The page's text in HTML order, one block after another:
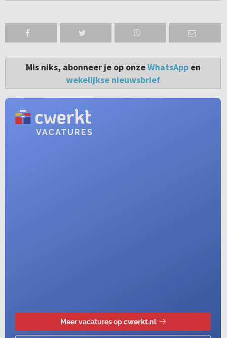
Mis niks, abonneer je op onzeWhatsAppen
wekelijkse nieuwsbrief